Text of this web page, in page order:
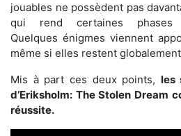
jouables ne possèdent pas
qui rend certaines
Quelques énigmes viennent
même si elles restent
Mis à part ces deux points, les
d’Eriksholm: The Stolen Dream
réussite.